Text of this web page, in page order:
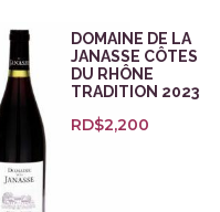
DOMAINE DE LA
JANASSE CÔTES
DU RHÔNE
TRADITION 2023
RD$2,200